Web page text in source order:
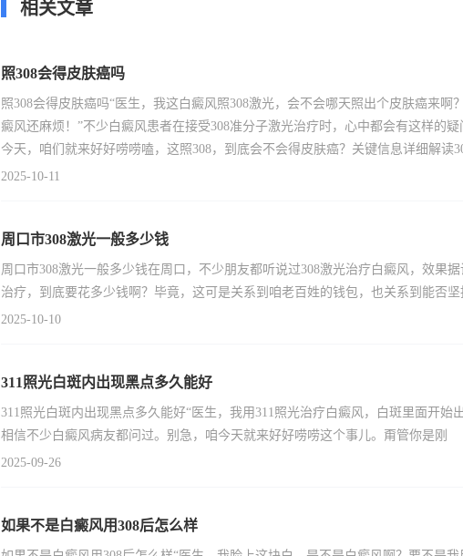
相关文章
照308会得皮肤癌吗
照308会得皮肤癌吗“医生，我这白癜风照308激光，会不会哪天照出个皮肤癌来
癜风还麻烦！”不少白癜风患者在接受308准分子激光治疗时，心中都会有这样的
今天，咱们就来好好唠唠嗑，这照308，到底会不会得皮肤癌？关键信息详细解读
2025-10-11
周口市308激光一般多少钱
周口市308激光一般多少钱在周口，不少朋友都听说过308激光治疗白癜风，效果
治疗，到底要花多少钱啊？毕竟，这可是关系到咱老百姓的钱包，也关系到能否
2025-10-10
311照光白斑内出现黑点多久能好
311照光白斑内出现黑点多久能好“医生，我用311照光治疗白癜风，白斑里面开始
相信不少白癜风病友都问过。别急，咱今天就来好好唠唠这个事儿。甭管你是刚
2025-09-26
如果不是白癜风用308后怎么样